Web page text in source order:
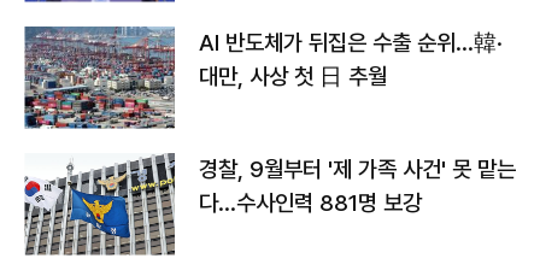
AI 반도체가 뒤집은 수출 순위…韓·
대만, 사상 첫 日 추월
경찰, 9월부터 '제 가족 사건' 못 맡는
다…수사인력 881명 보강